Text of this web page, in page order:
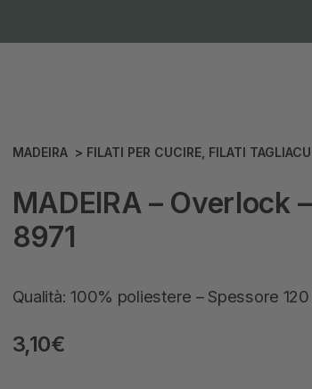
MADEIRA > FILATI PER CUCIRE, FILATI
MADEIRA – Overlock
8971
Qualità: 100% poliestere – Spessore 120
3,10€